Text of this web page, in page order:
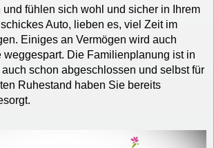
fühlen sich wohl und sicher in Ihrem
Auto, lieben es, viel Zeit im
Einiges an Vermögen wird auch
weggespart. Die Familienplanung ist in
schon abgeschlossen und selbst für
Ruhestand haben Sie bereits